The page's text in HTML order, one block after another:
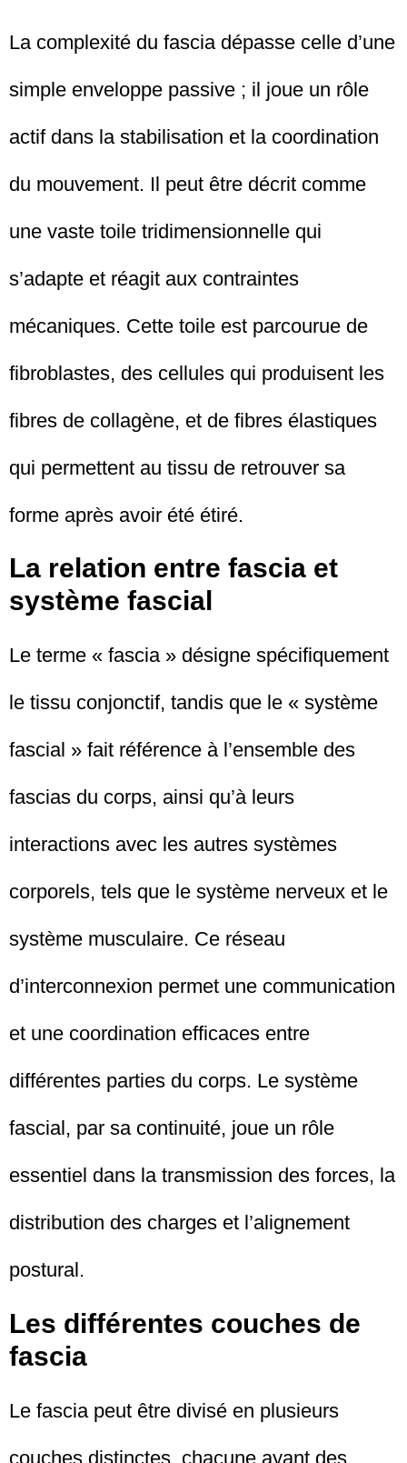
La complexité du fascia dépasse celle d’une
simple enveloppe passive ; il joue un rôle
actif dans la stabilisation et la coordination
du mouvement. Il peut être décrit comme
une vaste toile tridimensionnelle qui
s’adapte et réagit aux contraintes
mécaniques. Cette toile est parcourue de
fibroblastes, des cellules qui produisent les
fibres de collagène, et de fibres élastiques
qui permettent au tissu de retrouver sa
forme après avoir été étiré.
La relation entre fascia et
système fascial
Le terme « fascia » désigne spécifiquement
le tissu conjonctif, tandis que le « système
fascial » fait référence à l’ensemble des
fascias du corps, ainsi qu’à leurs
interactions avec les autres systèmes
corporels, tels que le système nerveux et le
système musculaire. Ce réseau
d’interconnexion permet une communication
et une coordination efficaces entre
différentes parties du corps. Le système
fascial, par sa continuité, joue un rôle
essentiel dans la transmission des forces, la
distribution des charges et l’alignement
postural.
Les différentes couches de
fascia
Le fascia peut être divisé en plusieurs
couches distinctes, chacune ayant des